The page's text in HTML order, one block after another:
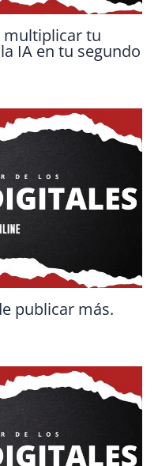
multiplicar tu
IA en tu segundo
publicar más.